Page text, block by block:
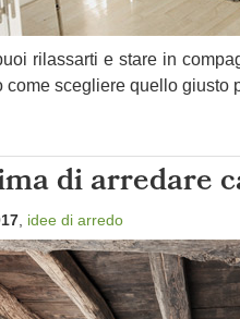
rilassarti e stare in
come scegliere quello giusto
di arredare
idee di arredo